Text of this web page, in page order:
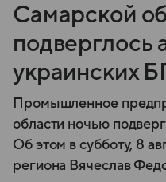
Самарской
подверглось
украинских
Промышленное
области ночью
Об этом в субботу, 8
региона Вячеслав